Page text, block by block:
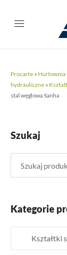
Procarte »Hurtownia
hydrauliczne »
stal węglowa Sanha
Szukaj
Kategorie